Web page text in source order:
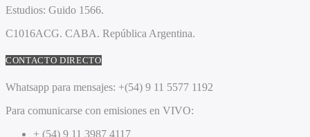
Estudios: Guido 1566.
C1016ACG. CABA. República Argentina.
CONTACTO DIRECTO
Whatsapp para mensajes: +(54) 9 11 5577 1192
Para comunicarse con emisiones en VIVO:
+ (54) 9 11 3987 4117